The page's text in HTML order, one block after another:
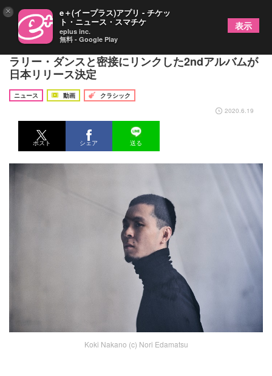
パリの若き奇才ピアニスト・中野公揮 コンテンポ
ラリー・ダンスと密接にリンクした2ndアルバムが
日本リリース決定
ニュース 動画
クラシック
2020.6.19
ポスト シェア 送る
Koki Nakano (c) Nori Edamatsu
× e＋(イープラス)アプリ - チケッ
ト・ニュース・スマチケ
eplus inc.
無料 - Google Play
表示